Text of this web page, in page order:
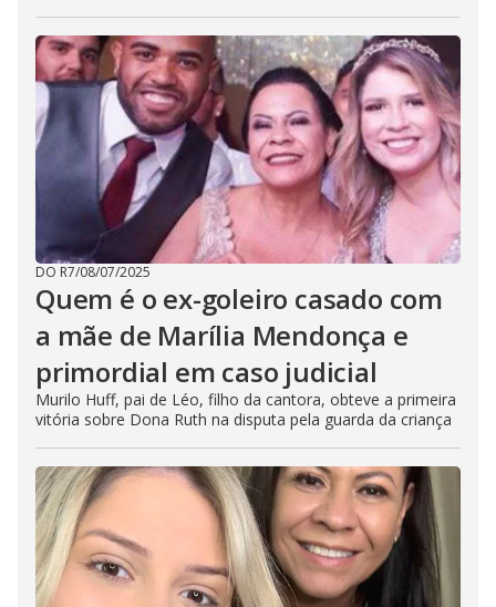
DO R7/08/07/2025
Quem é o ex-goleiro casado com
a mãe de Marília Mendonça e
primordial em caso judicial
Murilo Huff, pai de Léo, filho da cantora, obteve a primeira
vitória sobre Dona Ruth na disputa pela guarda da criança